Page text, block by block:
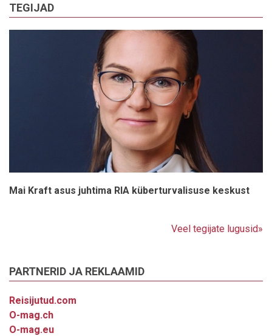
TEGIJAD
Mai Kraft asus juhtima RIA küberturvalisuse keskust
Veel tegijate lugusid»
PARTNERID JA REKLAAMID
Reisijutud.com
O-mag.ch
O-mag.eu